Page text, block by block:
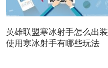
英雄联盟寒冰射手怎么出装
使用寒冰射手有哪些玩法